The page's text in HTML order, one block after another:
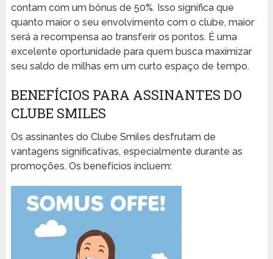
contam com um bônus de 50%. Isso significa que
quanto maior o seu envolvimento com o clube, maior
será a recompensa ao transferir os pontos. É uma
excelente oportunidade para quem busca maximizar
seu saldo de milhas em um curto espaço de tempo.
BENEFÍCIOS PARA ASSINANTES DO
CLUBE SMILES
Os assinantes do Clube Smiles desfrutam de
vantagens significativas, especialmente durante as
promoções. Os benefícios incluem: